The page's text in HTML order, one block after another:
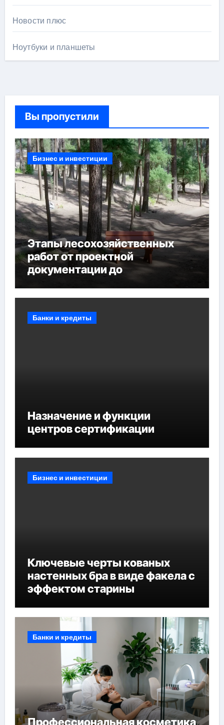
Новости плюс
Ноутбуки и планшеты
Вы пропустили
Бизнес и инвестиции
Этапы лесохозяйственных
работ от проектной
документации до
мероприятий и обустройства
Банки и кредиты
Назначение и функции
центров сертификации
Бизнес и инвестиции
Ключевые черты кованых
настенных бра в виде факела с
эффектом старины
Банки и кредиты
Профессиональная косметика